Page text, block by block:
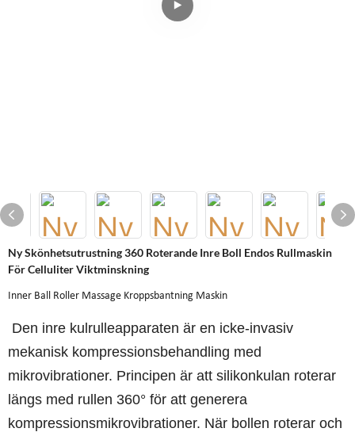
Ny Skönhetsutrustning 360 Roterande Inre Boll Endos Rullmaskin
För Celluliter Viktminskning
Inner Ball Roller Massage Kroppsbantning Maskin
Den inre kulrulleapparaten är en icke-invasiv
mekanisk kompressionsbehandling med
mikrovibrationer. Principen är att silikonkulan roterar
längs med rullen 360° för att generera
kompressionsmikrovibrationer. När bollen roterar och